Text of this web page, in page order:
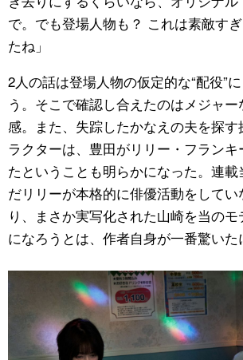
で。でも登場人物も？ これは素敵す
たね」
2人の話は登場人物の仮定的な“配役”
う。そこで確認し合えたのはメジャ
感。また、失踪したかなえの夫を探
ラクターは、豊田がリリー・フラン
たということも明らかになった。連載
だリリーが本格的に俳優活動をして
り、まさか実写化された山崎を当の
になろうとは、作者自身が一番驚いた